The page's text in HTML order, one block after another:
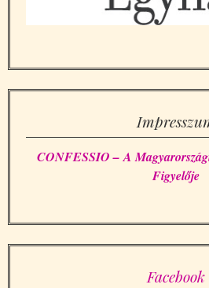
CONFESSIO – A
Figyelője
Facebook